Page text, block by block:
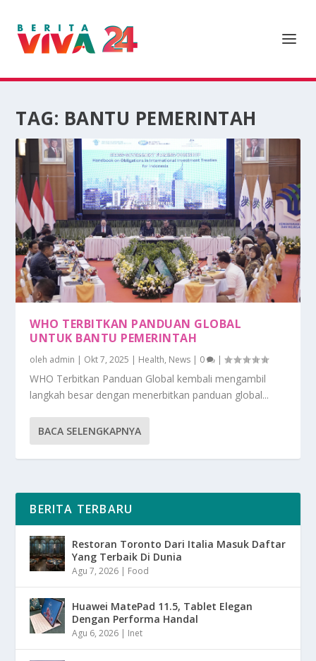
TAG: BANTU PEMERINTAH
WHO TERBITKAN PANDUAN GLOBAL
UNTUK BANTU PEMERINTAH
oleh admin | Okt 7, 2025 | Health, News | 0 |
WHO Terbitkan Panduan Global kembali mengambil
langkah besar dengan menerbitkan panduan global...
BACA SELENGKAPNYA
BERITA TERBARU
Restoran Toronto Dari Italia Masuk Daftar
Yang Terbaik Di Dunia
Agu 7, 2026 | Food
Huawei MatePad 11.5, Tablet Elegan
Dengan Performa Handal
Agu 6, 2026 | Inet